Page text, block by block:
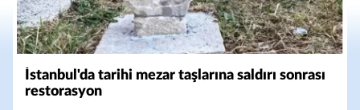
İstanbul'da tarihi mezar taşlarına saldırı sonrası
restorasyon